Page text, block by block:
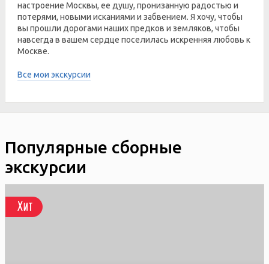
настроение Москвы, ее душу, пронизанную радостью и
потерями, новыми исканиями и забвением. Я хочу, чтобы
вы прошли дорогами наших предков и земляков, чтобы
навсегда в вашем сердце поселилась искренняя любовь к
Москве.
Все мои экскурсии
Популярные сборные
экскурсии
Хит